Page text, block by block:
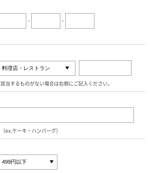
- -
該当するものがない場合は右側にご記入ください。
（ex.ケーキ・ハンバーグ）